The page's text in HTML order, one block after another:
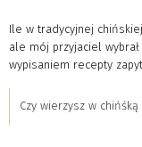
Ile w tradycyjnej
ale mój przyjaciel
wypisaniem recepty
Czy wierzysz w chińśką